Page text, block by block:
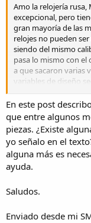
Amo la relojería rusa,
excepcional, pero
gran mayoría de las
relojes no pueden
siendo del mismo
pasa lo mismo con el
a que sacaron varias
variables de diseño
reparar un Molnija
que no me ayudará.
abuelos tantas veces
En este post
que entre algunos
piezas. ¿Existe
yo señalo en el
alguna más es
ayuda.
Saludos.
Enviado desde mi